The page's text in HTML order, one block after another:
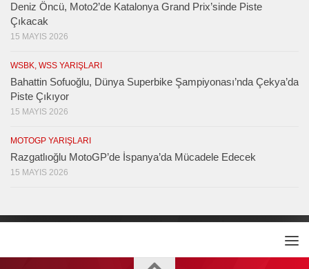
Deniz Öncü, Moto2’de Katalonya Grand Prix’sinde Piste
Çıkacak
15 MAYIS 2026
WSBK, WSS YARIŞLARI
Bahattin Sofuoğlu, Dünya Superbike Şampiyonası’nda Çekya’da
Piste Çıkıyor
15 MAYIS 2026
MOTOGP YARIŞLARI
Razgatlıoğlu MotoGP’de İspanya’da Mücadele Edecek
15 MAYIS 2026